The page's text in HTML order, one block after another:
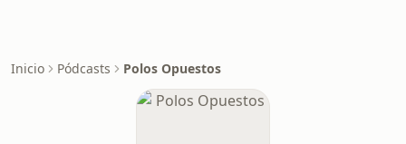
Inicio Pódcasts Polos Opuestos